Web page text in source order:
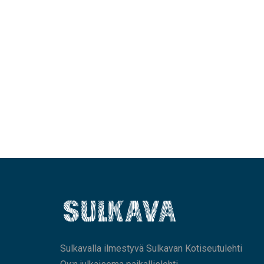
Sulkavalla ilmestyvä Sulkavan Kotiseutulehti